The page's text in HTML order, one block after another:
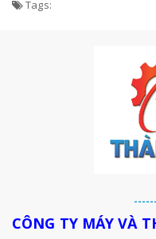
Tags:
CÔNG TY MÁY VÀ